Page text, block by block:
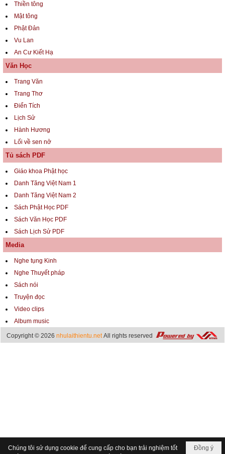
Thiền tông
Mật tông
Phật Đản
Vu Lan
An Cư Kiết Hạ
Văn Học
Trang Văn
Trang Thơ
Điển Tích
Lịch Sử
Hành Hương
Lối về sen nở
Tủ sách PDF
Giáo khoa Phật học
Danh Tăng Việt Nam 1
Danh Tăng Việt Nam 2
Sách Phật Học PDF
Sách Văn Học PDF
Sách Lịch Sử PDF
Media
Nghe tụng Kinh
Nghe Thuyết pháp
Sách nói
Truyện đọc
Video clips
Album music
Copyright © 2026 nhulaithientu.netAll rights reserved
Đồng ý
Chúng tôi sử dụng cookie để cung cấp cho bạn trải nghiệm tốt